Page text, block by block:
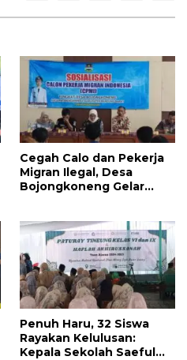
Cegah Calo dan Pekerja
Migran Ilegal, Desa
Bojongkoneng Gelar
Lewat Jalur Resmi
Penuh Haru, 32 Siswa
Rayakan Kelulusan:
Kepala Sekolah Saeful